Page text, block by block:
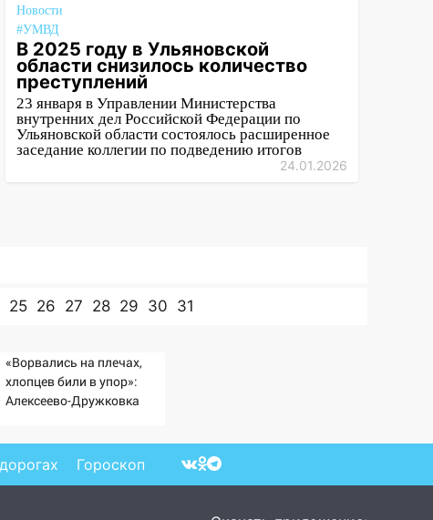
Новости
#УМВД
В 2025 году в Ульяновской
области снизилось количество
преступлений
23 января в Управлении Министерства
внутренних дел Российской Федерации по
Ульяновской области состоялось расширенное
заседание коллегии по подведению итогов
24.01.2026
25 26 27 28 29 30 31
«Ворвались на плечах,
хлопцев били в упор»:
Алексеево-Дружковка
Гороскоп